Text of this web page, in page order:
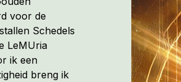
voor de
Schedels
LeMUria
ik een
breng ik